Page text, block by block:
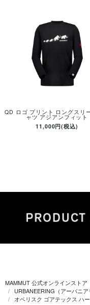
QD ロゴ プリント ロングスリ
ャツ アジアンフィット
11,000円(税込)
MAMMUT 公式オンラインストア
URBANEERING（アーバニア
オベリスク ゴアテックス ハ